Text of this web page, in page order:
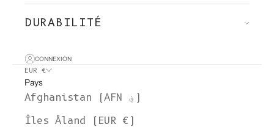
DURABILITÉ
CONNEXION
EUR €
Pays
Afghanistan (AFN ؋)
Îles Åland (EUR €)